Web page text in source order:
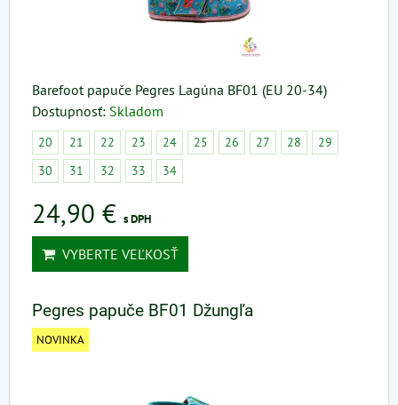
Barefoot papuče Pegres Lagúna BF01 (EU 20-34)
Dostupnosť: Skladom
20 21 22 23 24 25 26 27 28
29
30
31 32 33 34
24,90 € s DPH
VYBERTE VEĽKOSŤ
Pegres papuče BF01 Džungľa
NOVINKA